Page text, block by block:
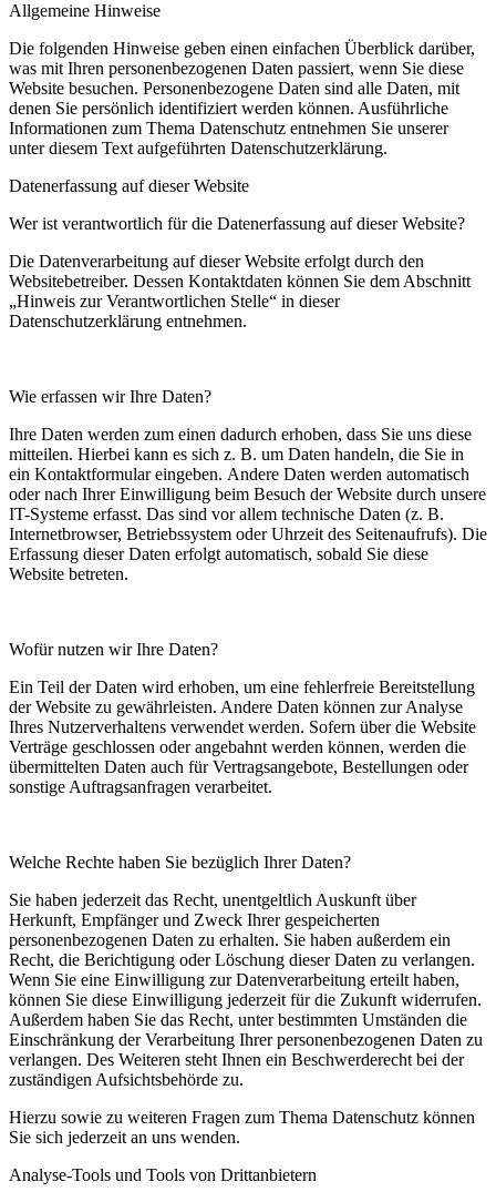
Allgemeine Hinweise
Die folgenden Hinweise geben einen einfachen Überblick darüber,
was mit Ihren personenbezogenen Daten passiert, wenn Sie diese
Website besuchen. Personenbezogene Daten sind alle Daten, mit
denen Sie persönlich identifiziert werden können. Ausführliche
Informationen zum Thema Datenschutz entnehmen Sie unserer
unter diesem Text aufgeführten Datenschutzerklärung.
Datenerfassung auf dieser Website
Wer ist verantwortlich für die Datenerfassung auf dieser Website?
Die Datenverarbeitung auf dieser Website erfolgt durch den
Websitebetreiber. Dessen Kontaktdaten können Sie dem Abschnitt
„Hinweis zur Verantwortlichen Stelle“ in dieser
Datenschutzerklärung entnehmen.
Wie erfassen wir Ihre Daten?
Ihre Daten werden zum einen dadurch erhoben, dass Sie uns diese
mitteilen. Hierbei kann es sich z. B. um Daten handeln, die Sie in
ein Kontaktformular eingeben. Andere Daten werden automatisch
oder nach Ihrer Einwilligung beim Besuch der Website durch unsere
IT-Systeme erfasst. Das sind vor allem technische Daten (z. B.
Internetbrowser, Betriebssystem oder Uhrzeit des Seitenaufrufs). Die
Erfassung dieser Daten erfolgt automatisch, sobald Sie diese
Website betreten.
Wofür nutzen wir Ihre Daten?
Ein Teil der Daten wird erhoben, um eine fehlerfreie Bereitstellung
der Website zu gewährleisten. Andere Daten können zur Analyse
Ihres Nutzerverhaltens verwendet werden. Sofern über die Website
Verträge geschlossen oder angebahnt werden können, werden die
übermittelten Daten auch für Vertragsangebote, Bestellungen oder
sonstige Auftragsanfragen verarbeitet.
Welche Rechte haben Sie bezüglich Ihrer Daten?
Sie haben jederzeit das Recht, unentgeltlich Auskunft über
Herkunft, Empfänger und Zweck Ihrer gespeicherten
personenbezogenen Daten zu erhalten. Sie haben außerdem ein
Recht, die Berichtigung oder Löschung dieser Daten zu verlangen.
Wenn Sie eine Einwilligung zur Datenverarbeitung erteilt haben,
können Sie diese Einwilligung jederzeit für die Zukunft widerrufen.
Außerdem haben Sie das Recht, unter bestimmten Umständen die
Einschränkung der Verarbeitung Ihrer personenbezogenen Daten zu
verlangen. Des Weiteren steht Ihnen ein Beschwerderecht bei der
zuständigen Aufsichtsbehörde zu.
Hierzu sowie zu weiteren Fragen zum Thema Datenschutz können
Sie sich jederzeit an uns wenden.
Analyse-Tools und Tools von Drittanbietern